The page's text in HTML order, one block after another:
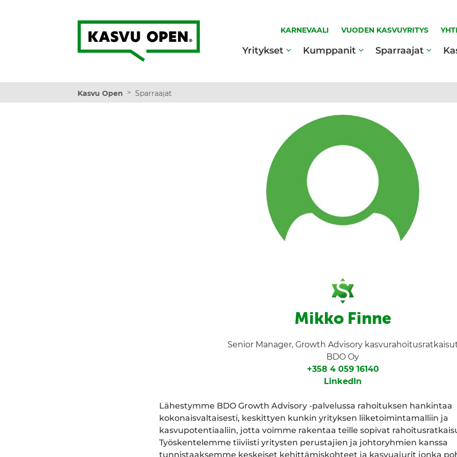
Kasvu Open
KARNEVAALI VUODEN KASVUYRITYS
Yritykset Kumppanit Sparraajat
Kasvu Open > Sparraajat
Mikko Finne
Senior Manager, Growth Advisory
BDO Oy
+358 4 059 16140
LinkedIn
Lähestymme BDO Growth Advisory -palvelussa rahoituksen hankintaa
kokonaisvaltaisesti, keskittyen kunkin yrityksen liiketoimintamalliin ja
kasvupotentiaaliin, jotta voimme rakentaa teille sopivat
Työskentelemme tiiviisti yritysten perustajien ja johtoryhmien kanssa
tunnistaaksemme keskeiset kehittämiskohteet ja kasvuajurit jonka